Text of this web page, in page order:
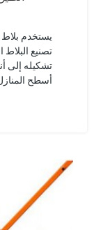
يستخدم بلاط
تصنيع
تشكيله إلى
أسطح